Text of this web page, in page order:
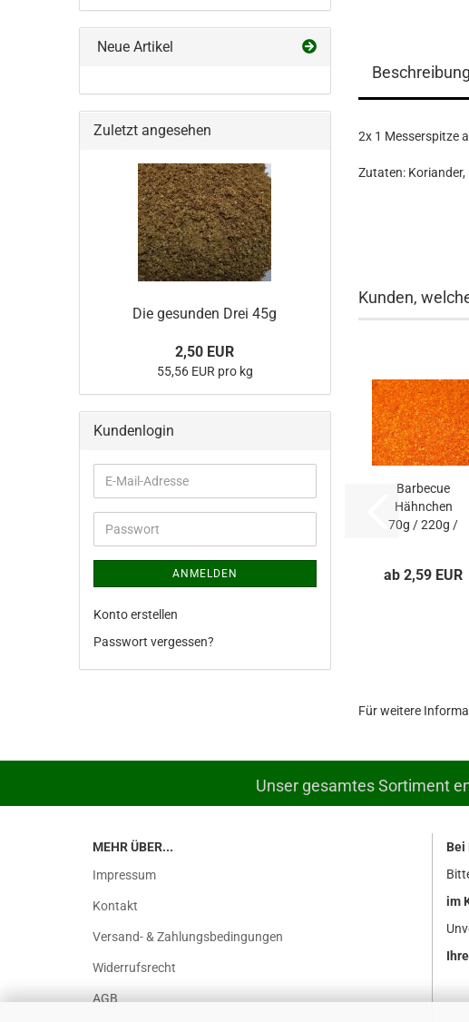
Beschreibung
2x 1 Messerspitze
Zutaten:
Kunden,
Barbecue
Hähnchen
70g / 220g /
ab 2,59 EUR
Für weitere
Neue Artikel
Zuletzt angesehen
Die gesunden Drei 45g
2,50 EUR
55,56 EUR pro kg
Kundenlogin
E-
Mail-
Adresse
Passwort
ANMELDEN
Konto erstellen
Passwort vergessen?
Unser gesamtes Sortiment
MEHR ÜBER...
Impressum
Kontakt
Versand- & Zahlungsbedingungen
Widerrufsrecht
AGB
Bei
im